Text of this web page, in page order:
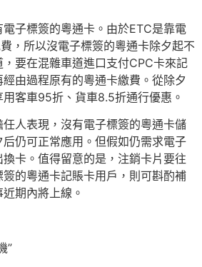
子標簽的粵通卡。由於ETC是靠電
費，所以沒電子標簽的粵通卡除夕起不
要在混雜車道進口支付CPC卡來記
由過程原有的粵通卡繳費。從除夕
客車95折、貨車8.5折通行優惠。
任人表現，沒有電子標簽的粵通卡儲
后仍可正常應用。但假如仍需求電子
卡。值得留意的是，注銷卡片要往
的粵通卡記賬卡用戶，則可斟酌補
期內將上線。
”